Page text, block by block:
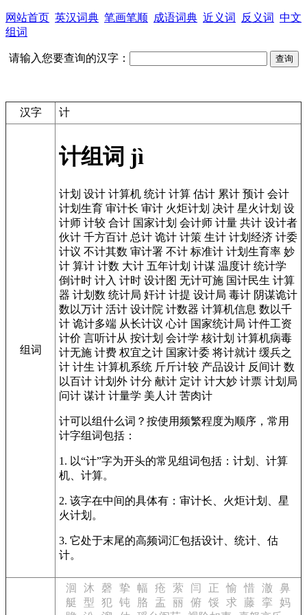
网站首页 英汉词典 笔画笔顺 成语词典 近义词 反义词 中文
组词
请输入您要查询的汉字：
汉字 计
组词
计组词 jì
计划 设计 计算机 统计 计算 估计 累计 预计 会计
计划生育 审计长 审计 火炬计划 决计 星火计划 设
计师 计较 合计 国家计划 会计师 计量 共计 设计者
伙计 千方百计 总计 诡计 计策 生计 计划经济 计委
计议 不计其数 审计署 不计 标准计 计划生育率 妙
计 算计 计数 大计 五年计划 计谋 温度计 统计学
倒计时 计入 计时 设计图 无计可施 国计民生 计算
器 计划数 统计局 奸计 计提 设计局 毒计 阴谋诡计
数以万计 活计 设计院 计数器 计算机信息 数以千
计 诡计多端 从长计议 心计 国家统计局 计件工资
计价 言听计从 按计划 会计学 核计划 计算机病毒
计无施 计费 权宜之计 国家计委 将计就计 缓兵之
计 计生 计算机系统 斤斤计较 产品设计 反间计 数
以百计 计划外 计分 献计 定计 计大妙 计票 计划局
问计 谋计 计量学 美人计 苦肉计
计可以组什么词？按使用频繁程度为顺序，常用
计字组词包括：
1. 以“计”字为开头的常见组词包括：计划、计算
机、计算。
2. 该字在中间的具体有：审计长、火炬计划、星
火计划。
3. 它处于末尾的高频词汇包括设计、统计、估
计。
洄 沐 磬 挚 幅 疮 萦 闫 正 愉 惜 澈
鼻
艇
型 犯 钝 胳 盂 丽 俯 馁 求 藤 挛
妈